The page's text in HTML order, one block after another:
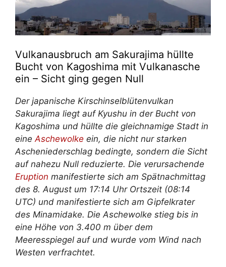
Vulkanausbruch am Sakurajima hüllte
Bucht von Kagoshima mit Vulkanasche
ein – Sicht ging gegen Null
Der japanische Kirschinselblütenvulkan
Sakurajima liegt auf Kyushu in der Bucht von
Kagoshima und hüllte die gleichnamige Stadt in
eine Aschewolke ein, die nicht nur starken
Ascheniederschlag bedingte, sondern die Sicht
auf nahezu Null reduzierte. Die verursachende
Eruption manifestierte sich am Spätnachmittag
des 8. August um 17:14 Uhr Ortszeit (08:14
UTC) und manifestierte sich am Gipfelkrater
des Minamidake. Die Aschewolke stieg bis in
eine Höhe von 3.400 m über dem
Meeresspiegel auf und wurde vom Wind nach
Westen verfrachtet.